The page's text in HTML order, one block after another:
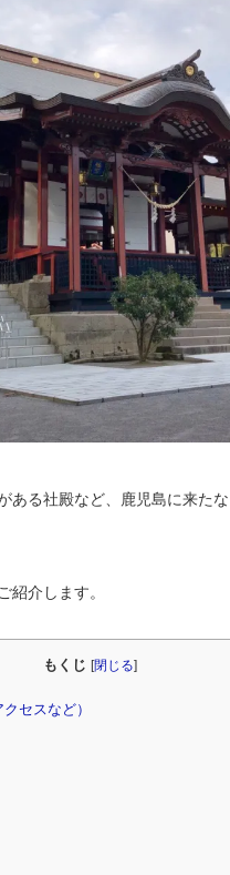
ある社殿など、鹿児島に来た
紹介します。
もくじ [閉じる]
セスなど）